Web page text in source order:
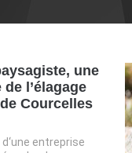
une
l’élagage
Courcelles
entreprise